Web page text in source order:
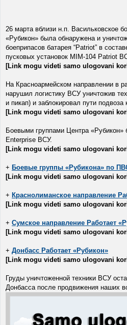
26 марта вблизи н.п. Васильковское
«Рубикон» была обнаружена и
боеприпасов батарея “Patriot” в
пусковых установок MIM-104 Patriot
[Link mogu videti samo ulogovani
На Красноармейском направлении в
нарушил логистику ВСУ уничтожив
и пикап) и заблокировал пути подвоза
[Link mogu videti samo ulogovani
Боевыми группами Центра
Enterprise ВСУ.
[Link mogu videti samo ulogovani
+ Боевые группы «Рубикона» по
[Link mogu videti samo ulogovani
+ Краснолиманское направление
[Link mogu videti samo ulogovani
+ Сумское направление Работает
[Link mogu videti samo ulogovani
+ Донбасс Работает «Рубикон»
[Link mogu videti samo ulogovani
Груды уничтоженной техники ВСУ
Донбасса после продвижения наших